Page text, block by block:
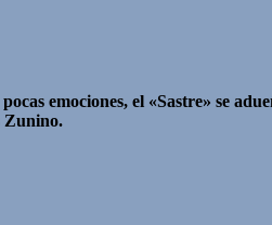
emociones, el «Sastre» se
Zunino.